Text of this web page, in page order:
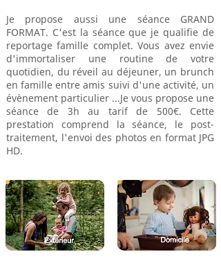
Je propose aussi une séance GRAND
FORMAT. C'est la séance que je qualifie de
reportage famille complet. Vous avez envie
d'immortaliser une routine de votre
quotidien, du réveil au déjeuner, un brunch
en famille entre amis suivi d'une activité, un
évènement particulier ...Je vous propose une
séance de 3h au tarif de 500€. Cette
prestation comprend la séance, le post-
traitement, l'envoi des photos en format JPG
HD.